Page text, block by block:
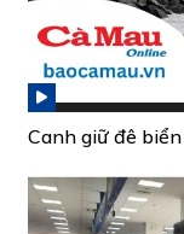
Canh giữ đê